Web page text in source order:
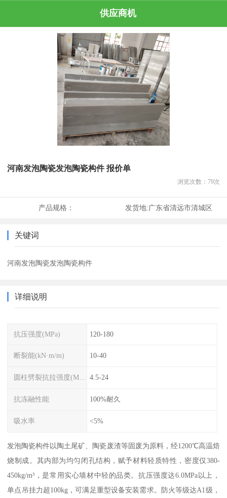
供应商机
河南发泡陶瓷发泡陶瓷构件 报价单
浏览次数： 79次
产品规格： 发货地:广东省清远市清城区
关键词
河南发泡陶瓷发泡陶瓷构件
详细说明
抗压强度(MPa) 120-180
断裂能(kN·m/m) 10-40
圆柱劈裂抗拉强度(MPa) 4.5-24
抗冻融性能 100%耐久
吸水率 <5%
发泡陶瓷构件以陶土尾矿、陶瓷废渣等固废为原料，经1200℃高温焙
烧制成。其内部为均匀闭孔结构，赋予材料轻质特性，密度仅380-
450kg/m³，是常用实心墙材中轻的品类。抗压强度达6.0MPa以上，
单点吊挂力超100kg，可满足重型设备安装需求。防火等级达A1级，